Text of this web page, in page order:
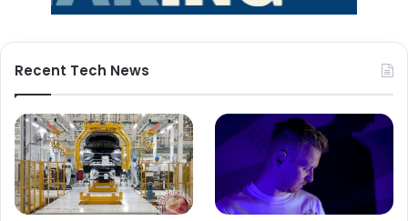
Recent Tech News